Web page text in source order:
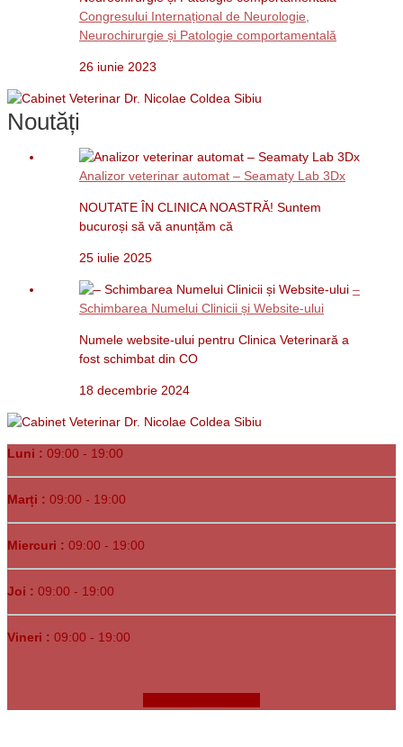
Congresului Internațional de Neurologie,
Neurochirurgie și Patologie comportamentală
26 iunie 2023
Noutăți
Analizor veterinar automat – Seamaty Lab 3Dx
NOUTATE ÎN CLINICA NOASTRĂ! Suntem
bucuroși să vă anunțăm că
25 iulie 2025
–
Schimbarea Numelui Clinicii și Website-ului
Numele website-ului pentru Clinica Veterinară a
fost schimbat din CO
18 decembrie 2024
Luni : 09:00 - 19:00
Marți : 09:00 - 19:00
Miercuri : 09:00 - 19:00
Joi : 09:00 - 19:00
Vineri : 09:00 - 19:00